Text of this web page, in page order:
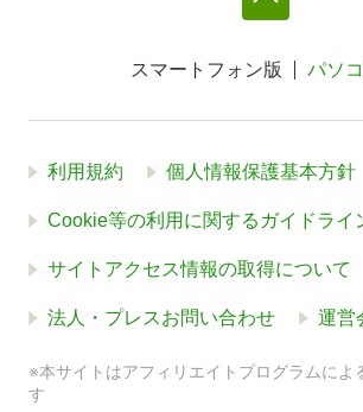
スマートフォン版 パソ
利用規約 個人情報保護基本方針
Cookie等の利用に関するガイドライ
サイトアクセス情報の取得について
法人・プレスお問い合わせ 運営
※本サイトはアフィリエイトプログラムによ
す